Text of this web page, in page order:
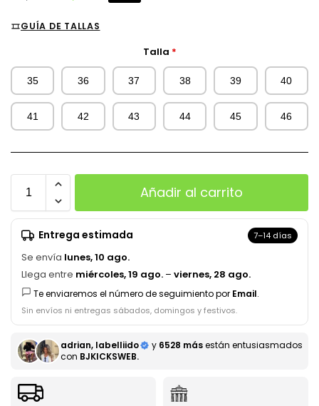
GUÍA DE TALLAS
Talla *
35 36 37 38 39 40
41 42 43 44 45 46
Añadir al carrito
Entrega estimada 7–14 días
Se envía lunes, 10 ago.
Llega entre miércoles, 19 ago. – viernes, 28 ago.
Te enviaremos el número de seguimiento por Email.
Sin envíos ni entregas sábados, domingos y festivos.
adrian, labelliido y 6528 másestán entusiasmados
con BJKICKSWEB.